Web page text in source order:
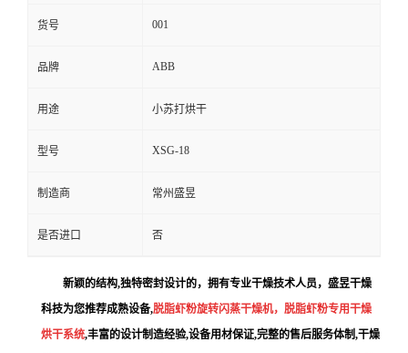
货号 001
品牌 ABB
用途 小苏打烘干
型号 XSG-18
制造商 常州盛昱
是否进口 否
新颖的结构,独特密封设计的，拥有专业干燥技术人员， 盛昱干燥
科技为您推荐成熟设备,脱脂虾粉旋转闪蒸干燥机，脱脂虾粉专用干燥
烘干系统,丰富的设计制造经验,设备用材保证,完整的售后服务体制,干燥